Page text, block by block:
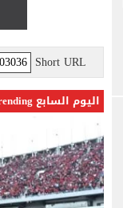
Short URL
اليوم السابع Trending